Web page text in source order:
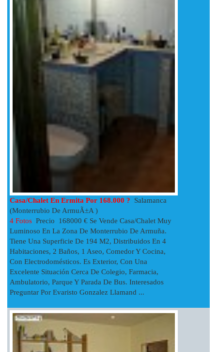
Casa/chalet En Ermita Por 168.000 ? Salamanca
(Monterrubio De ArmuÃ±a )
4 Fotos Precio 168000 € Se Vende Casa/chalet Muy
Luminoso En La Zona De Monterrubio De Armuña.
Tiene Una Superficie De 194 M2, Distribuidos En 4
Habitaciones, 2 Baños, 1 Aseo, Comedor Y Cocina,
Con Electrodomésticos. Es Exterior, Con Una
Excelente Situación Cerca De Colegio, Farmacia,
Ambulatorio, Parque Y Parada De Bus. Interesados
Preguntar Por Evaristo Gonzalez Llamand ...